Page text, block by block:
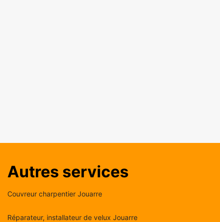
Autres services
Couvreur charpentier Jouarre
Réparateur, installateur de velux Jouarre